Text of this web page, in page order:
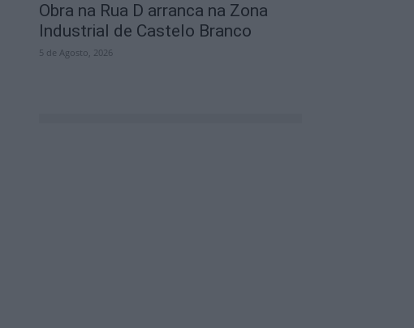
Obra na Rua D arranca na Zona
Industrial de Castelo Branco
5 de Agosto, 2026